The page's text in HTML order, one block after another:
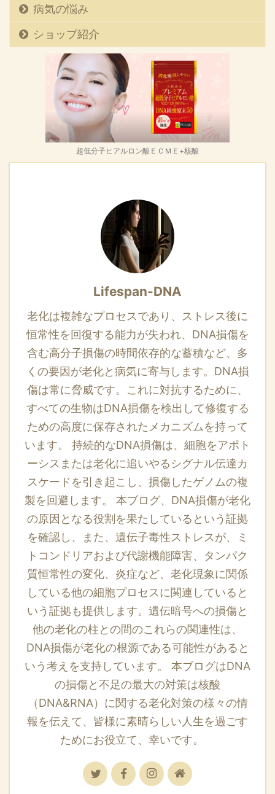
スティテュート、
Cancer Research UKケ
ンブリッジインスティテ
ュート、Cancer Grand
Challenges Mutograp ...
病気の悩み
ショップ紹介
超低分子ヒアルロン酸ＥＣＭＥ+核酸
Lifespan-DNA
老化は複雑なプロセスであり、ストレス後に
恒常性を回復する能力が失われ、DNA損傷を
含む高分子損傷の時間依存的な蓄積など、多
くの要因が老化と病気に寄与します。DNA損
傷は常に脅威です。これに対抗するために、
すべての生物はDNA損傷を検出して修復する
ための高度に保存されたメカニズムを持って
います。 持続的なDNA損傷は、細胞をアポト
ーシスまたは老化に追いやるシグナル伝達カ
スケードを引き起こし、損傷したゲノムの複
製を回避します。 本ブログ、DNA損傷が老化
の原因となる役割を果たしているという証拠
を確認し、また、遺伝子毒性ストレスが、ミ
トコンドリアおよび代謝機能障害、タンパク
質恒常性の変化、炎症など、老化現象に関係
している他の細胞プロセスに関連していると
いう証拠も提供します。遺伝暗号への損傷と
他の老化の柱との間のこれらの関連性は、
DNA損傷が老化の根源である可能性があると
いう考えを支持しています。 本ブログはDNA
の損傷と不足の最大の対策は核酸
（DNA&RNA）に関する老化対策の様々の情
報を伝えて、皆様に素晴らしい人生を過ごす
ためにお役立て、幸いです。